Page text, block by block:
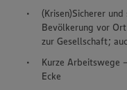
(Krisen)Sicherer
Bevölkerung vor
zur Gesellschaft;
Kurze Arbeitswege
Ecke